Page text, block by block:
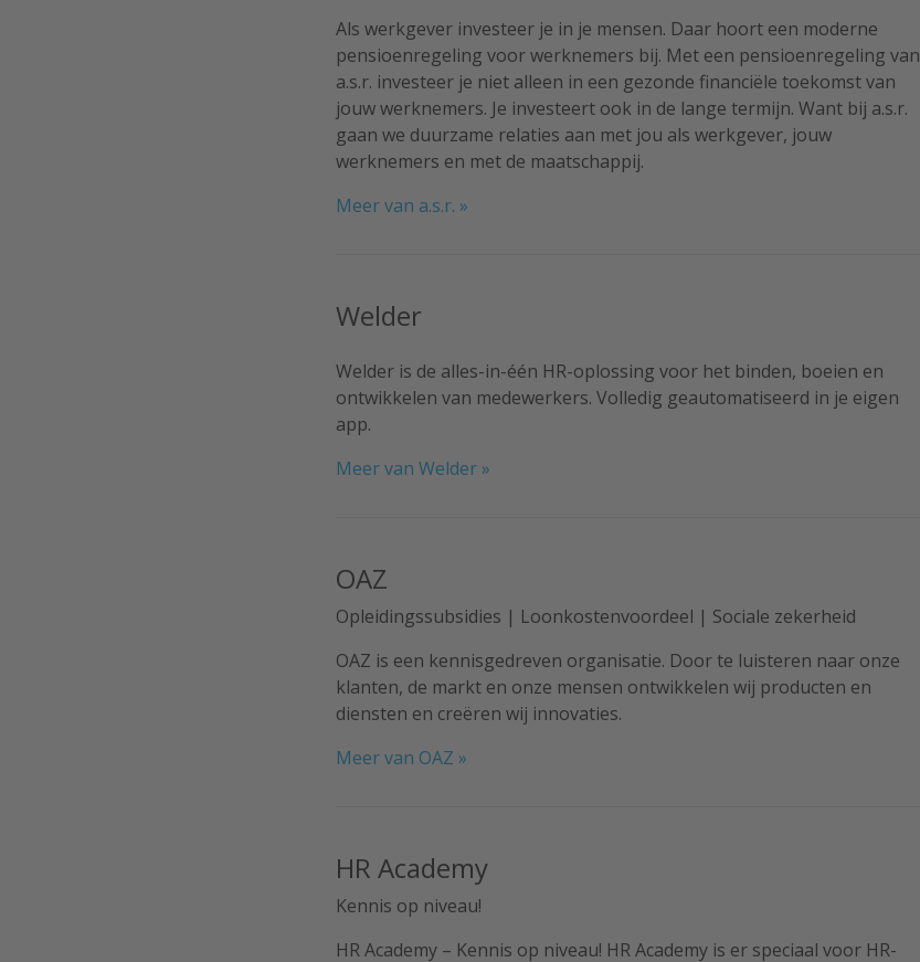
Als werkgever investeer je in je mensen. Daar hoort een moderne
pensioenregeling voor werknemers bij. Met een pensioenregeling van
a.s.r. investeer je niet alleen in een gezonde financiële toekomst van
jouw werknemers. Je investeert ook in de lange termijn. Want bij a.s.r.
gaan we duurzame relaties aan met jou als werkgever, jouw
werknemers en met de maatschappij.
Meer van a.s.r. »
Welder
Welder is de alles-in-één HR-oplossing voor het binden, boeien en
ontwikkelen van medewerkers. Volledig geautomatiseerd in je eigen
app.
Meer van Welder »
OAZ
Opleidingssubsidies | Loonkostenvoordeel | Sociale zekerheid
OAZ is een kennisgedreven organisatie. Door te luisteren naar onze
klanten, de markt en onze mensen ontwikkelen wij producten en
diensten en creëren wij innovaties.
Meer van OAZ »
HR Academy
Kennis op niveau!
HR Academy – Kennis op niveau! HR Academy is er speciaal voor HR-